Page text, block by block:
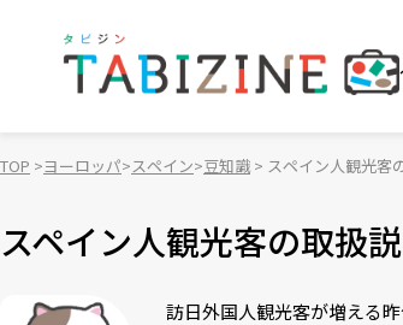
TOP ヨーロッパ スペイン 豆知識 スペイン人観光客
スペイン人観光客の取扱
訪日外国人観光客が増える